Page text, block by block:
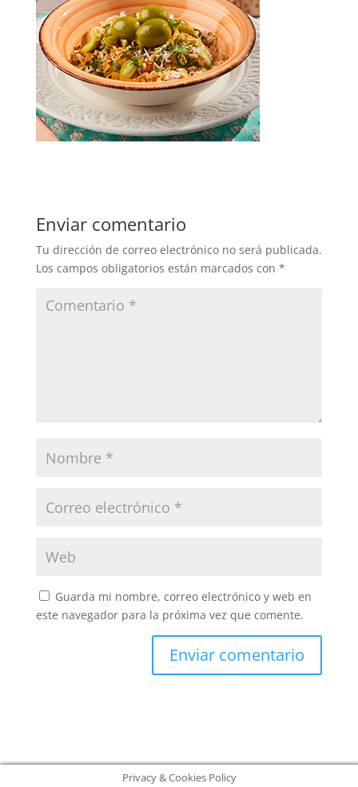
Enviar comentario
Tu dirección de correo electrónico no será publicada.
Los campos obligatorios están marcados con *
Guarda mi nombre, correo electrónico y web en
este navegador para la próxima vez que comente.
Privacy & Cookies Policy